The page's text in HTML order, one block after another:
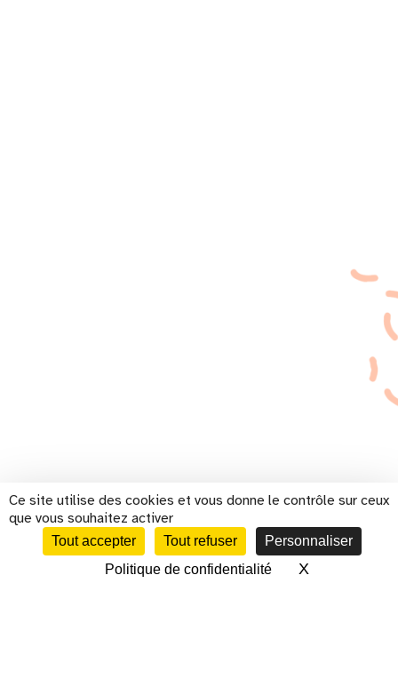
Ce site utilise des cookies et vous donne le contrôle sur ceux
que vous souhaitez activer
Tout accepter Tout refuser
Personnaliser
Politique de confidentialité
XMasquer le
CALENDRIER